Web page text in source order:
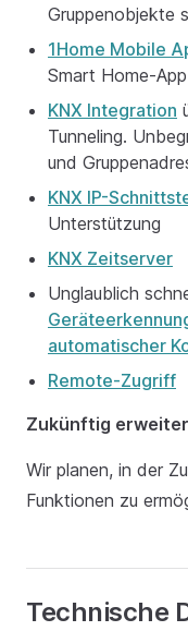
Gruppenobjekte
1Home Mobile
Smart Home-
KNX Integration
Tunneling.
und
KNX IP-
Unterstützung
KNX Zeitserver
Unglaublich
automatischer
Remote-Zugriff
Zukünftig
Wir planen, in der
Funktionen zu
Technische